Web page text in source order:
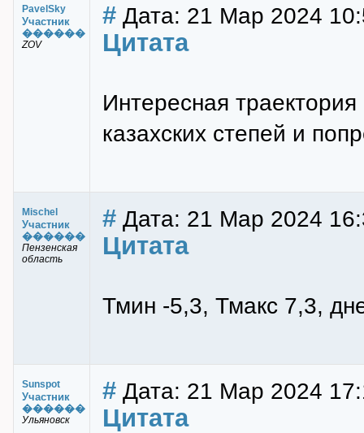
PavelSky
Участник
������
ZOV
# Дата: 21 Мар 2024
Цитата
Интересная
казахских степей и
Mischel
Участник
������
Пензенская
область
# Дата: 21 Мар 2024
Цитата
Тмин -5,3, Тмакс 7,3,
Sunspot
Участник
������
Ульяновск
# Дата: 21 Мар 2024
Цитата